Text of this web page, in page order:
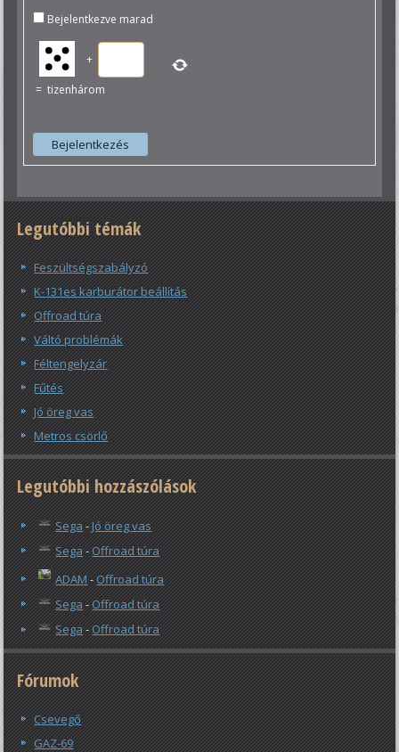
Bejelentkezve marad
+
= tizenhárom
Bejelentkezés
Legutóbbi témák
Feszültségszabályzó
K-131es karburátor beállítás
Offroad túra
Váltó problémák
Féltengelyzár
Fűtés
Jó öreg vas
Metros csörlő
Legutóbbi hozzászólások
Sega -Jó öreg vas
Sega -Offroad túra
ADAM -Offroad túra
Sega -Offroad túra
Sega -Offroad túra
Fórumok
Csevegő
GAZ-69